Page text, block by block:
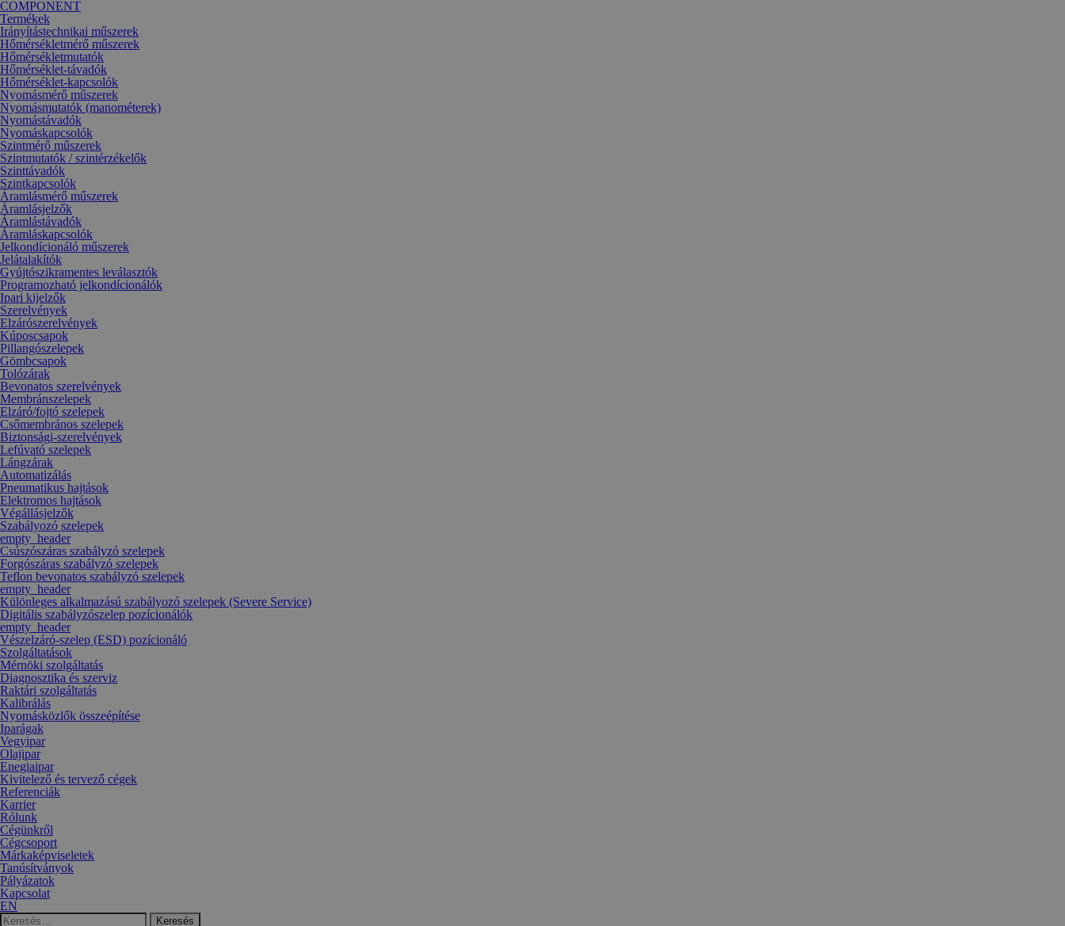
COMPONENT
Termékek
Irányítástechnikai műszerek
Hőmérsékletmérő műszerek
Hőmérsékletmutatók
Hőmérséklet-távadók
Hőmérséklet-kapcsolók
Nyomásmérő műszerek
Nyomásmutatók (manométerek)
Nyomástávadók
Nyomáskapcsolók
Szintmérő műszerek
Szintmutatók / szintérzékelők
Szinttávadók
Szintkapcsolók
Áramlásmérő műszerek
Áramlásjelzők
Áramlástávadók
Áramláskapcsolók
Jelkondícionáló műszerek
Jelátalakítók
Gyújtószikramentes leválasztók
Programozható jelkondícionálók
Ipari kijelzők
Szerelvények
Elzárószerelvények
Kúposcsapok
Pillangószelepek
Gömbcsapok
Tolózárak
Bevonatos szerelvények
Membránszelepek
Elzáró/fojtó szelepek
Csőmembrános szelepek
Biztonsági-szerelvények
Lefúvató szelepek
Lángzárak
Automatizálás
Pneumatikus hajtások
Elektromos hajtások
Végállásjelzők
Szabályozó szelepek
empty_header
Csúszószáras szabályzó szelepek
Forgószáras szabályzó szelepek
Teflon bevonatos szabályzó szelepek
empty_header
Különleges alkalmazású szabályozó szelepek (Severe Service)
Digitális szabályzószelep pozícionálók
empty_header
Vészelzáró-szelep (ESD) pozícionáló
Szolgáltatások
Mérnöki szolgáltatás
Diagnosztika és szerviz
Raktári szolgáltatás
Kalibrálás
Nyomásközlők összeépítése
Iparágak
Vegyipar
Olajipar
Enegiaipar
Kivitelező és tervező cégek
Referenciák
Karrier
Rólunk
Cégünkről
Cégcsoport
Márkaképviseletek
Tanúsítványok
Pályázatok
Kapcsolat
EN
Keresés: